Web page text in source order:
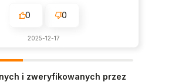
0 0
2025-12-17
i zweryfikowanych przez